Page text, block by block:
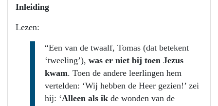
Inleiding
Lezen:
“Een van de twaalf, Tomas (dat betekent
‘tweeling’), was er niet bij toen Jezus
kwam. Toen de andere leerlingen hem
vertelden: ‘Wij hebben de Heer gezien!’ zei
hij: ‘Alleen als ik de wonden van de